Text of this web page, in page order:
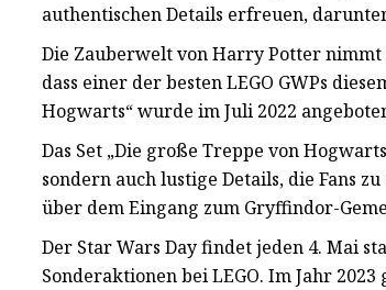
authentischen Details erfreuen,
Die Zauberwelt von Harry Potter nimmt
dass einer der besten LEGO GWPs
Hogwarts“ wurde im Juli 2022
Das Set „Die große Treppe von
sondern auch lustige Details, die Fans
über dem Eingang zum Gryffindor-
Der Star Wars Day findet jeden 4. Mai
Sonderaktionen bei LEGO. Im Jahr